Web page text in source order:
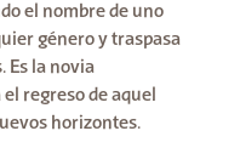
el nombre de uno
género y traspasa
Es la novia
regreso de aquel
horizontes.